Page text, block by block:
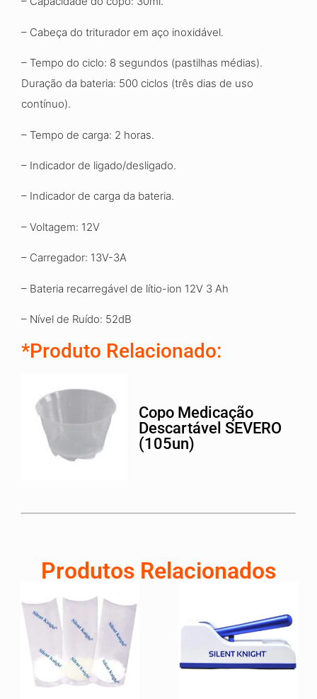
– Cabeça do triturador em aço inoxidável.
– Tempo do ciclo: 8 segundos (pastilhas médias).
Duração da bateria: 500 ciclos (três dias de uso
contínuo).
– Tempo de carga: 2 horas.
– Indicador de ligado/desligado.
– Indicador de carga da bateria.
– Voltagem: 12V
– Carregador: 13V-3A
– Bateria recarregável de lítio-ion 12V 3 Ah
– Nível de Ruído: 52dB
*Produto Relacionado:
Copo Medicação
Descartável SEVERO
(105un)
Produtos Relacionados